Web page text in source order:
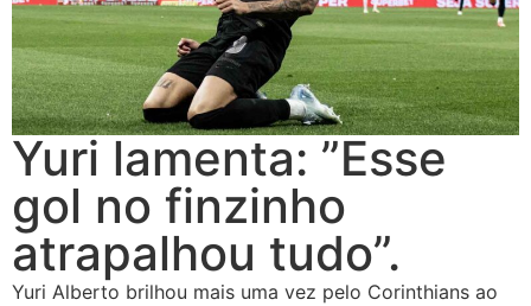
Yuri lamenta: ”Esse
gol no finzinho
atrapalhou tudo”.
Yuri Alberto brilhou mais uma vez pelo Corinthians ao